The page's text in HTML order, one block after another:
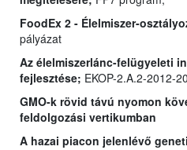
FoodEx 2 - Élelmiszer-
pályázat
Az élelmiszerlánc-felügyeleti
fejlesztése; EKOP-2.A.2-2012-
GMO-k rövid távú nyomon
feldolgozási vertikumban
A hazai piacon jelenlévő